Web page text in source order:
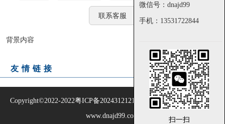
联系客服
背景内容
友情链接
Copyright©2022-2022粤ICP备2024312121号
惠州DNA亲子鉴定中心
www.dnajd99.com
微信号：dnajd99
手机： 13531722844
扫一扫